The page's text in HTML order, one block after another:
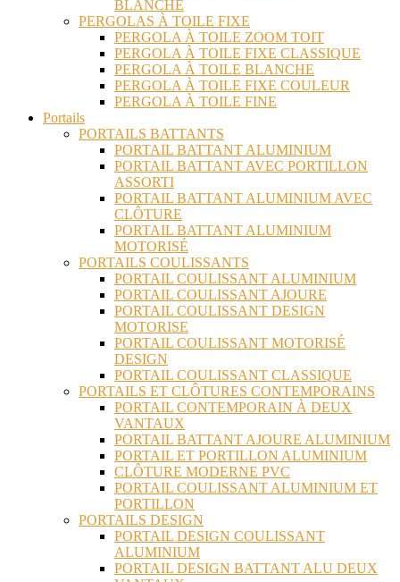
BLANCHE
PERGOLAS À TOILE FIXE
PERGOLA À TOILE ZOOM TOIT
PERGOLA À TOILE FIXE CLASSIQUE
PERGOLA À TOILE BLANCHE
PERGOLA À TOILE FIXE COULEUR
PERGOLA À TOILE FINE
Portails
PORTAILS BATTANTS
PORTAIL BATTANT ALUMINIUM
PORTAIL BATTANT AVEC PORTILLON
ASSORTI
PORTAIL BATTANT ALUMINIUM AVEC
CLÔTURE
PORTAIL BATTANT ALUMINIUM
MOTORISÉ
PORTAILS COULISSANTS
PORTAIL COULISSANT ALUMINIUM
PORTAIL COULISSANT AJOURE
PORTAIL COULISSANT DESIGN
MOTORISE
PORTAIL COULISSANT MOTORISÉ
DESIGN
PORTAIL COULISSANT CLASSIQUE
PORTAILS ET CLÔTURES CONTEMPORAINS
PORTAIL CONTEMPORAIN À DEUX
VANTAUX
PORTAIL BATTANT AJOURE ALUMINIUM
PORTAIL ET PORTILLON ALUMINIUM
CLÔTURE MODERNE PVC
PORTAIL COULISSANT ALUMINIUM ET
PORTILLON
PORTAILS DESIGN
PORTAIL DESIGN COULISSANT
ALUMINIUM
PORTAIL DESIGN BATTANT ALU DEUX